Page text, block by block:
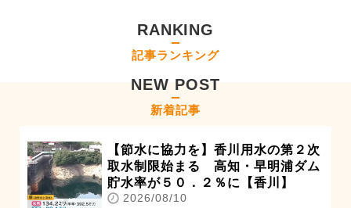
RANKING
記事ランキング
NEW POST
新着記事
【節水に協力を】香川用水の第２次
取水制限始まる 高知・早明浦ダム
貯水率が５０．２％に【香川】
2026/08/10